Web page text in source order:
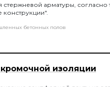
стержневой арматуры,
бетонных полов
изоляции